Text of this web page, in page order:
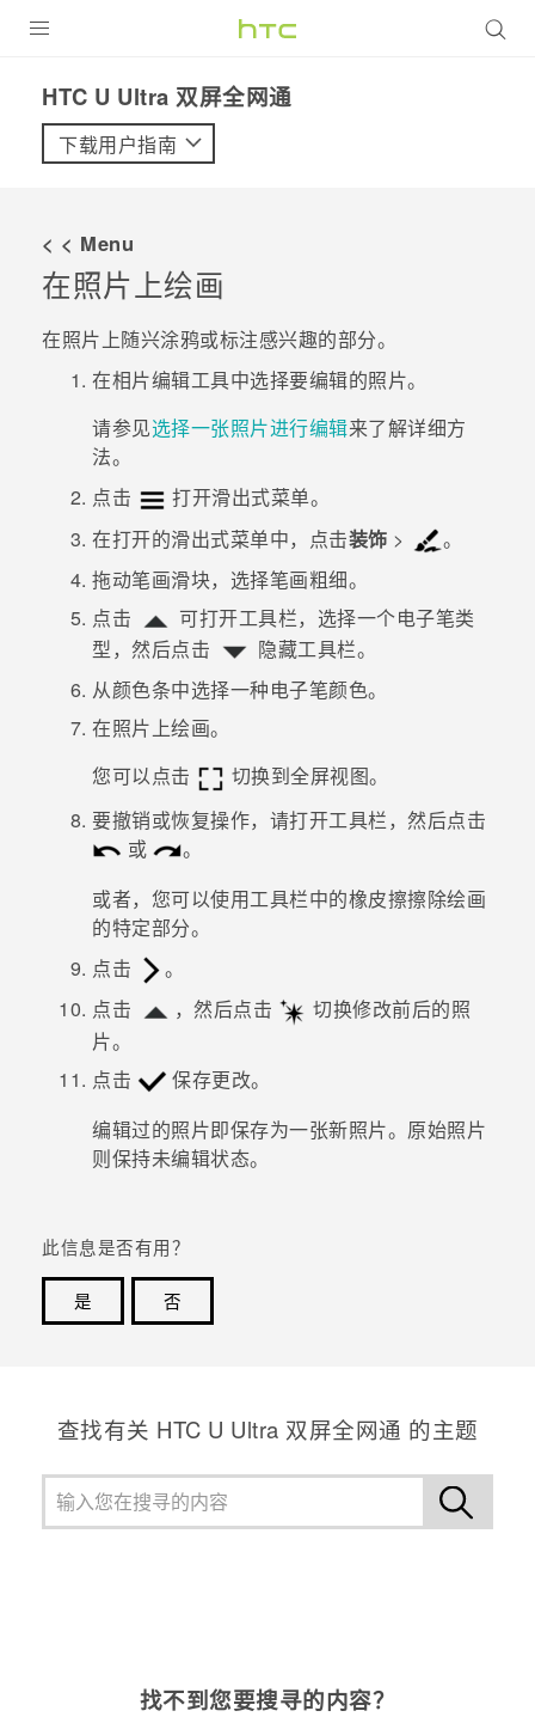
VIVE
支持帮助
在线客服
HTC U Ultra 双屏全网通‎
下载用户指南
< < Menu
在照片上绘画
在照片上随兴涂鸦或标注感兴趣的部分。
在相片编辑工具中选择要编辑的照片。
请参见选择一张照片进行编辑来了解详细方
法。
点击
打开滑出式菜单。
在打开的滑出式菜单中，点击装饰 >
。
拖动笔画滑块，选择笔画粗细。
点击
可打开工具栏，选择一个电子笔类
型，然后点击
隐藏工具栏。
从颜色条中选择一种电子笔颜色。
在照片上绘画。
您可以点击
切换到全屏视图。
要撤销或恢复操作，请打开工具栏，然后点击
或
。
或者，您可以使用工具栏中的橡皮擦擦除绘画
的特定部分。
点击
。
点击
，然后点击
切换修改前后的照
片。
点击
保存更改。
编辑过的照片即保存为一张新照片。原始照片
则保持未编辑状态。
此信息是否有用？
是
否
查找有关 HTC U Ultra 双屏全网通 的主题
找不到您要搜寻的内容？